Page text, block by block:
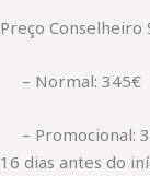
Preço Conselheiro
– Normal: 345€
– Promocional:
16 dias antes do